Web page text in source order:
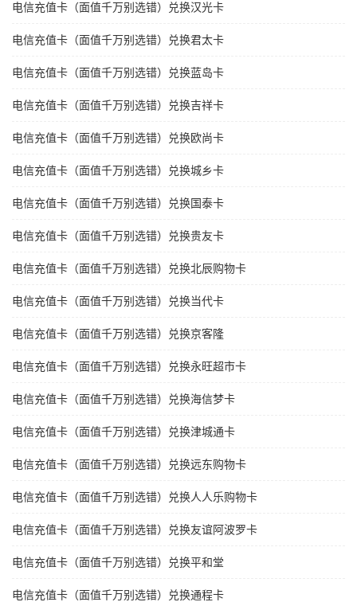
电信充值卡（面值千万别选错）兑换汉光卡
电信充值卡（面值千万别选错）兑换君太卡
电信充值卡（面值千万别选错）兑换蓝岛卡
电信充值卡（面值千万别选错）兑换吉祥卡
电信充值卡（面值千万别选错）兑换欧尚卡
电信充值卡（面值千万别选错）兑换城乡卡
电信充值卡（面值千万别选错）兑换国泰卡
电信充值卡（面值千万别选错）兑换贵友卡
电信充值卡（面值千万别选错）兑换北辰购物卡
电信充值卡（面值千万别选错）兑换当代卡
电信充值卡（面值千万别选错）兑换京客隆
电信充值卡（面值千万别选错）兑换永旺超市卡
电信充值卡（面值千万别选错）兑换海信梦卡
电信充值卡（面值千万别选错）兑换津城通卡
电信充值卡（面值千万别选错）兑换远东购物卡
电信充值卡（面值千万别选错）兑换人人乐购物卡
电信充值卡（面值千万别选错）兑换友谊阿波罗卡
电信充值卡（面值千万别选错）兑换平和堂
电信充值卡（面值千万别选错）兑换通程卡